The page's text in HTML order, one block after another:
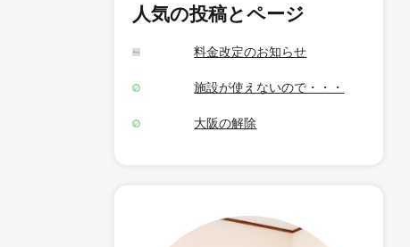
人気の投稿とページ
料金改定のお知らせ
施設が使えないので・・・
大阪の解除